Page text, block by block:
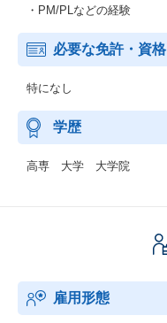
・PM/PLなどの経験
必要な免許・資格
特になし
学歴
高専 大学 大学院
雇用形態